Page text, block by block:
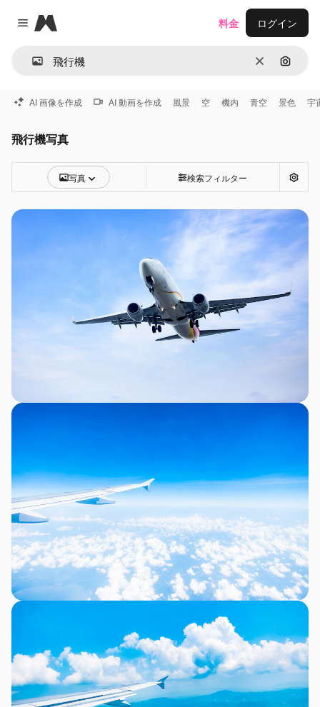
Close menu
Magnific
消去 画像で
料金 ログイン
AI 画像を作成 AI 動画を作成 風景 空 機内 青空 景色 宇
飛行機写真
写真 検索フィルター